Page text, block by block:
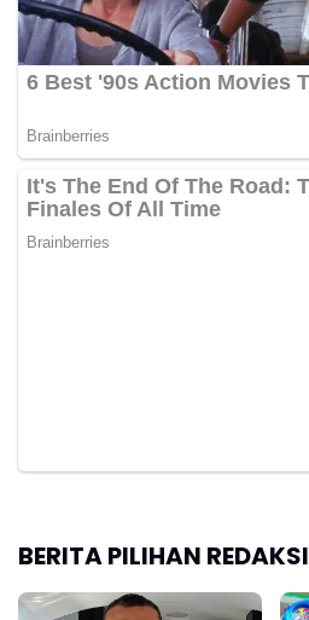
BERITA PILIHAN REDAKSI